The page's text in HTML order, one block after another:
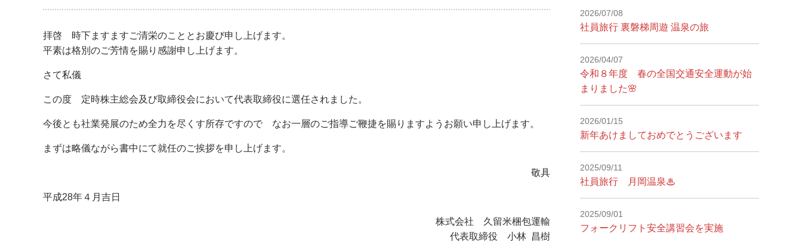
拝啓 時下ますますご清栄のこととお慶び申し上げます。
平素は格別のご芳情を賜り感謝申し上げます。
さて私儀
この度 定時株主総会及び取締役会において代表取締役に選任されました。
今後とも社業発展のため全力を尽くす所存ですので なお一層のご指導ご鞭捷を賜りますようお願い申し上げます。
まずは略儀ながら書中にて就任のご挨拶を申し上げます。
敬具
平成28年４月吉日
株式会社 久留米梱包運輸
代表取締役 小林 昌樹
2026/07/08
社員旅行 裏磐梯周遊 温泉の旅
2026/04/07
令和８年度 春の全国交通安全運動が始
まりました🌸
2026/01/15
新年あけましておめでとうございます
2025/09/11
社員旅行 月岡温泉♨
2025/09/01
フォークリフト安全講習会を実施